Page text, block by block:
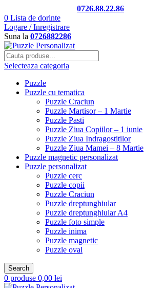
0726.88.22.86
0 Lista de dorinte
Logare / Inregistrare
Suna la 0726882286
Selecteaza categoria
Puzzle
Puzzle cu tematica
Puzzle Craciun
Puzzle Martisor – 1 Martie
Puzzle Pasti
Puzzle Ziua Copiilor – 1 iunie
Puzzle Ziua Indragostitilor
Puzzle Ziua Mamei – 8 Martie
Puzzle magnetic personalizat
Puzzle personalizat
Puzzle cerc
Puzzle copii
Puzzle Craciun
Puzzle dreptunghiular
Puzzle dreptunghiular A4
Puzzle foto simple
Puzzle inima
Puzzle magnetic
Puzzle oval
Search
0 produse 0,00 lei